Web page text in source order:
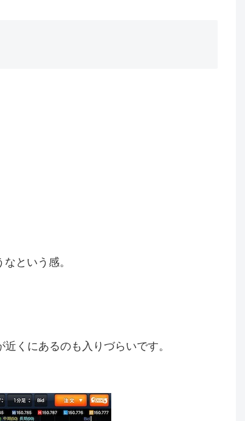
という感。
近くにあるのも入りづらいです。